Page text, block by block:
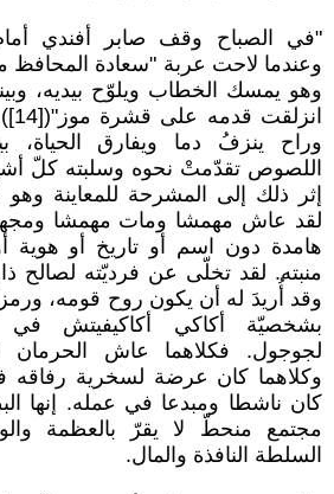
"في الصباح وقف صابر أفندي
وعندما لاحت عربة "سعادة المحافظ
وهو يمسك الخطاب ويلوّح بيديه،
وراح ينزفُ دما ويفارق الحياة،
اللصوص تقدّمتْ نحوه وسلبته كلّ
إثر ذلك إلى المشرحة للمعاينة
لقد عاش مهمشا ومات مهمشا
هامدة دون اسم أو تاريخ أو هوية
منبته. لقد تخلّى عن فرديّته لصالح
وقد أُريدَ له أن يكون روح قومه،
بشخصيّة أكاكي أكاكيفيتش
لجوجول. فكلاهما عاش الحرمان
وكلاهما كان عرضة لسخرية رفاقه
كان ناشطا ومبدعا في عمله. إنها
مجتمع منحطّ لا يقرّ بالعظمة
السلطة النافذة والمال.